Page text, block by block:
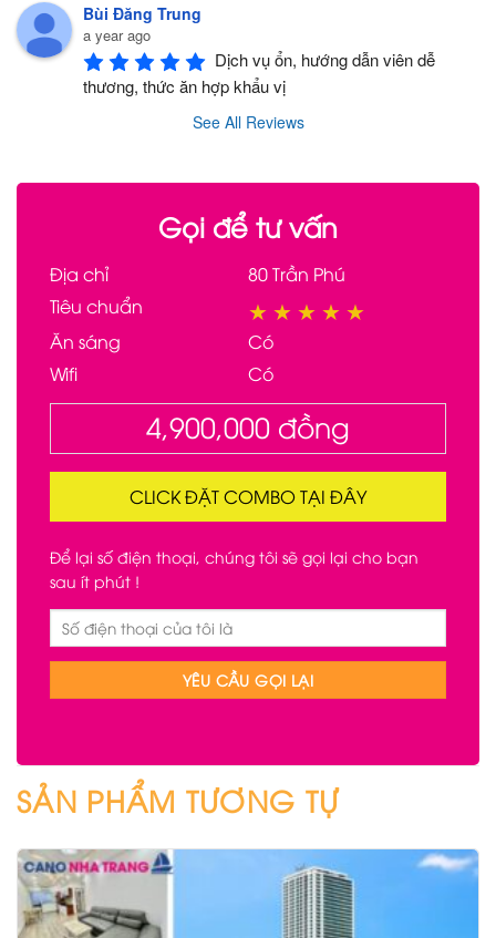
Bùi Đăng Trung
a year ago
Dịch vụ ổn, hướng dẫn viên dễ
thương, thức ăn hợp khẩu vị
See All Reviews
Gọi để tư vấn
Địa chỉ
80 Trần Phú
Tiêu chuẩn
★ ★ ★ ★ ★
Ăn sáng
Có
Wifi
Có
4,900,000 đồng
CLICK ĐẶT COMBO TẠI ĐÂY
Để lại số điện thoại, chúng tôi sẽ gọi lại cho bạn
sau ít phút !
SẢN PHẨM TƯƠNG TỰ